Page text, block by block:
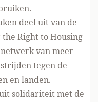
deel uit van de
Right to Housing
netwerk van meer
tegen de
en landen.
solidariteit met de